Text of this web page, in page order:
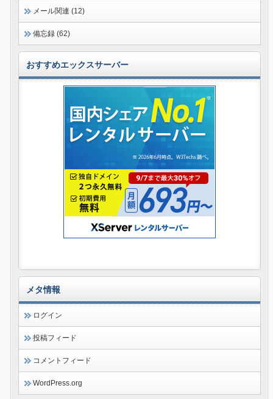
メール関連 (12)
備忘録 (62)
おすすめエックスサーバー
メタ情報
ログイン
投稿フィード
コメントフィード
WordPress.org